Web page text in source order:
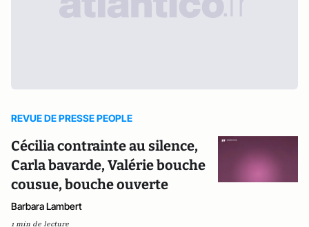
REVUE DE PRESSE PEOPLE
Cécilia contrainte au silence,
Carla bavarde, Valérie bouche
cousue, bouche ouverte
Barbara Lambert
1 min de lecture